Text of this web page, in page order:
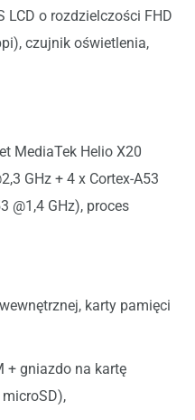
LCD o rozdzielczości FHD
czujnik oświetlenia,
MediaTek Helio X20
GHz + 4 x Cortex-A53
@1,4 GHz), proces
karty pamięci
+ gniazdo na kartę